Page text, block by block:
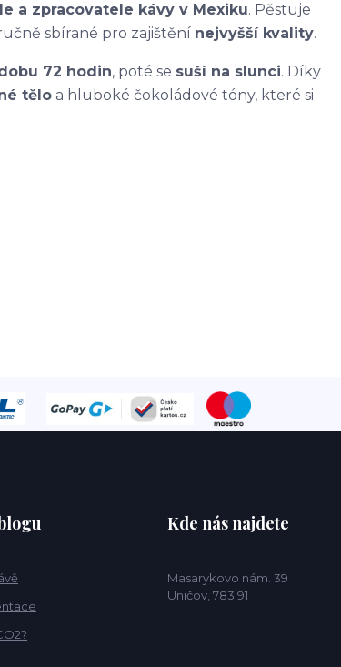
a zpracovatele kávy v Mexiku. Pěstuje
sbírané pro zajištění nejvyšší kvality.
72 hodin, poté se suší na slunci. Díky
tělo a hluboké čokoládové tóny, které si
Kde nás najdete
Masarykovo nám. 39
Uničov, 783 91